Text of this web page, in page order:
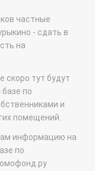
частные
- сдать в
на
скоро тут будут
по
и
помещений.
информацию на
по